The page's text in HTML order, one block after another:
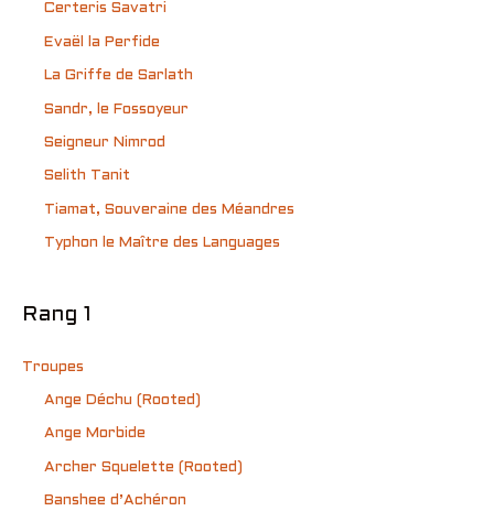
Certeris Savatri
Evaël la Perfide
La Griffe de Sarlath
Sandr, le Fossoyeur
Seigneur Nimrod
Selith Tanit
Tiamat, Souveraine des Méandres
Typhon le Maître des Languages
Rang 1
Troupes
Ange Déchu (Rooted)
Ange Morbide
Archer Squelette (Rooted)
Banshee d’Achéron